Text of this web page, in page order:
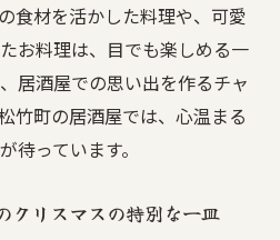
食材を活かした料理や、可愛
お料理は、目でも楽しめる一
居酒屋での思い出を作るチャ
竹町の居酒屋では、心温まる
待っています。
クリスマスの特別な一皿